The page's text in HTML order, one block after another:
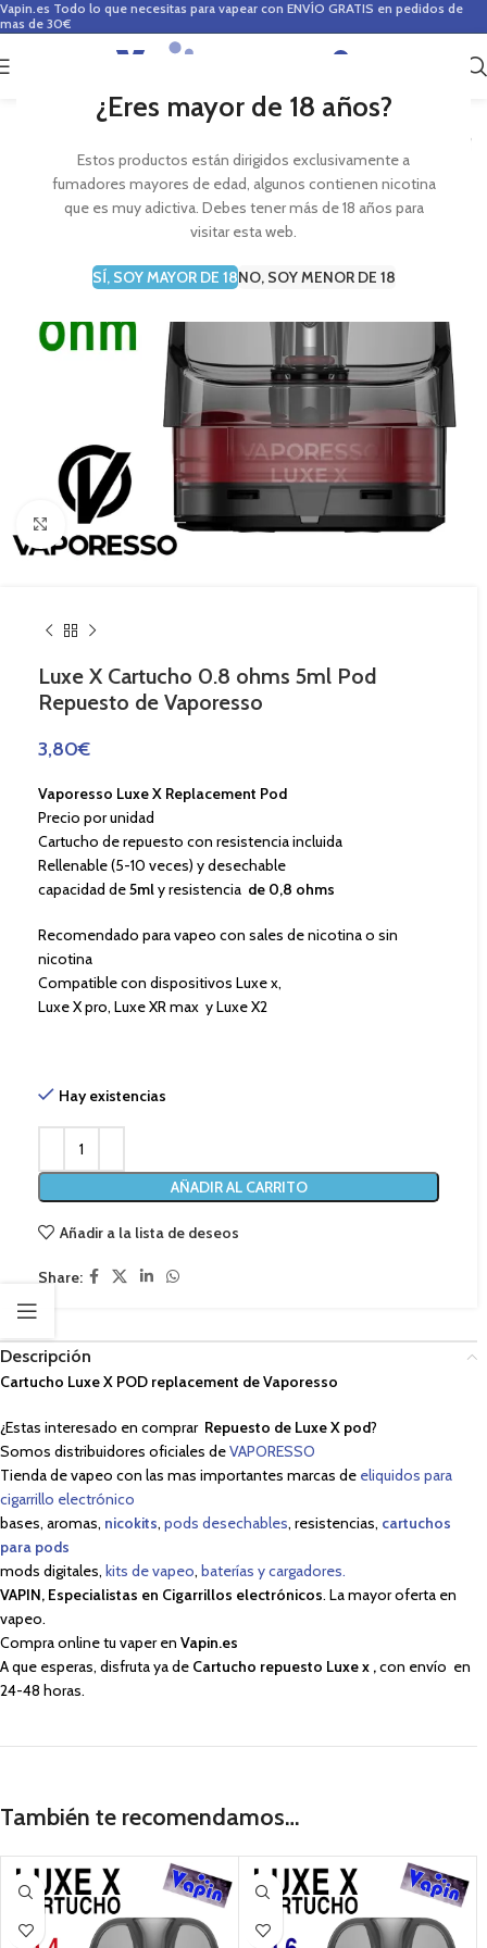
¿Eres mayor de 18 años?
Estos productos están dirigidos exclusivamente a
fumadores mayores de edad, algunos contienen nicotina
que es muy adictiva. Debes tener más de 18 años para
visitar esta web.
SÍ, SOY MAYOR DE 18NO, SOY MENOR DE 18
Vapin.es Todo lo que necesitas para vapear con ENVÍO GRATIS en pedidos de
mas de 30€
0
Haga Click para agrandar
Luxe X Cartucho 0.8 ohms 5ml Pod
Repuesto de Vaporesso
3,80€
Vaporesso Luxe X Replacement Pod
Precio por unidad
Cartucho de repuesto con resistencia incluida
Rellenable (5-10 veces) y desechable
capacidad de5mly resistencia de 0,8 ohms
Recomendado para vapeo con sales de nicotina o sin
nicotina
Compatible con dispositivos Luxe x,
Luxe X pro, Luxe XR max y Luxe X2
Hay existencias
AÑADIR AL CARRITO
Añadir a la lista de deseos
Share:
Descripción
Cartucho Luxe X POD replacement de Vaporesso
¿Estas interesado en comprar Repuesto de Luxe X pod?
Somos distribuidores oficiales deVAPORESSO
Tienda de vapeo con las mas importantes marcas de eliquidos para
cigarrillo electrónico
bases, aromas, nicokits, pods desechables, resistencias, cartuchos
para pods
mods digitales, kits de vapeo, baterías y cargadores.
VAPIN, Especialistas en Cigarrillos electrónicos. La mayor oferta en
vapeo.
Compra online tu vaper en Vapin.es
A que esperas, disfruta ya de Cartucho repuesto Luxe x ,con envío en
24-48 horas.
También te recomendamos…